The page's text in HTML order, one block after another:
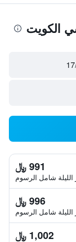
الكويت
991 ﷼
شامل الرسوم
996 ﷼
شامل الرسوم
1,002 ﷼